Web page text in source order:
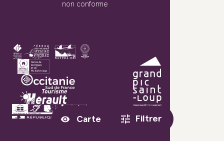
Filtrer
Carte
non conforme